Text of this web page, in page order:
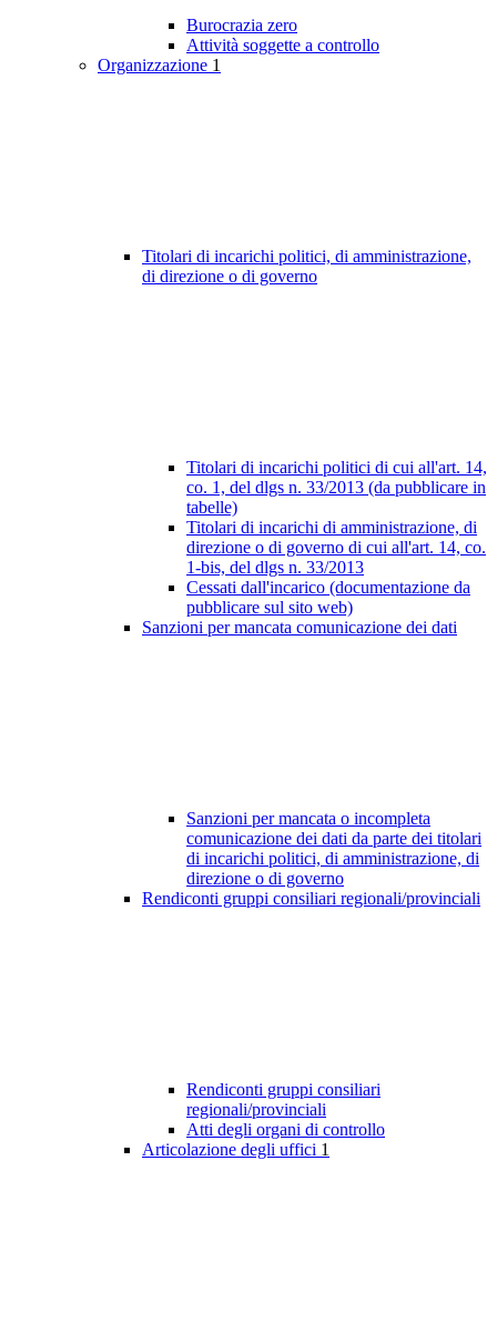
Burocrazia zero
Attività soggette a controllo
Organizzazione 1
Titolari di incarichi politici, di amministrazione,
di direzione o di governo
Titolari di incarichi politici di cui all'art. 14,
co. 1, del dlgs n. 33/2013 (da pubblicare in
tabelle)
Titolari di incarichi di amministrazione, di
direzione o di governo di cui all'art. 14, co.
1-bis, del dlgs n. 33/2013
Cessati dall'incarico (documentazione da
pubblicare sul sito web)
Sanzioni per mancata comunicazione dei dati
Sanzioni per mancata o incompleta
comunicazione dei dati da parte dei titolari
di incarichi politici, di amministrazione, di
direzione o di governo
Rendiconti gruppi consiliari regionali/provinciali
Rendiconti gruppi consiliari
regionali/provinciali
Atti degli organi di controllo
Articolazione degli uffici 1